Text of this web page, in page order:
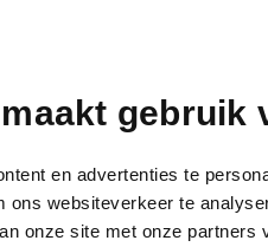
gebruik
en advertenties te
ons websiteverkeer te
onze site met onze partners